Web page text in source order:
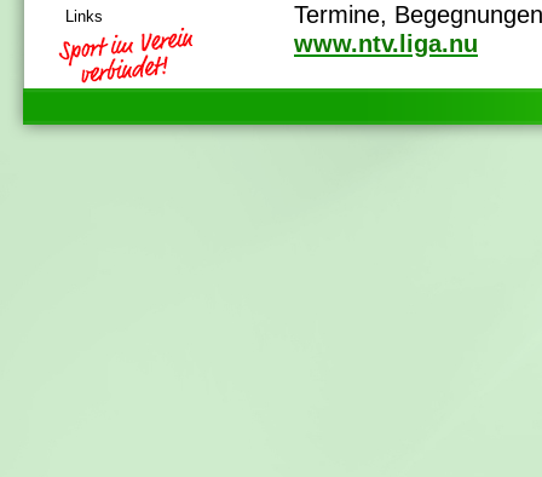
Links
Termine,
www.ntv.liga.nu